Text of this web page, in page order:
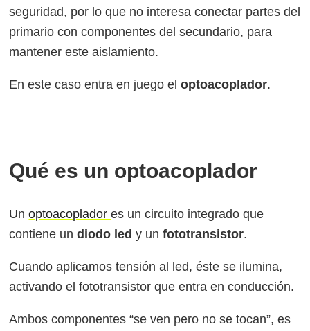
seguridad, por lo que no interesa conectar partes del
primario con componentes del secundario, para
mantener este aislamiento.
En este caso entra en juego eloptoacoplador.
Qué es un optoacoplador
Unoptoacopladores un circuito integrado que
contiene undiodo led y unfototransistor.
Cuando aplicamos tensión al led, éste se ilumina,
activando el fototransistor que entra en conducción.
Ambos componentes “se ven pero no se tocan”, es